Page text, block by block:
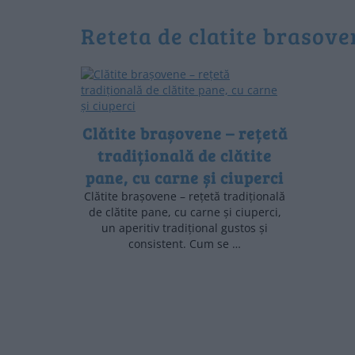
reteta de clatite
Clătite brașovene – rețetă
tradițională de clătite
pane, cu carne și ciuperci
Clătite brașovene – rețetă tradițională
de clătite pane, cu carne și ciuperci,
un aperitiv tradițional gustos și
consistent. Cum se …